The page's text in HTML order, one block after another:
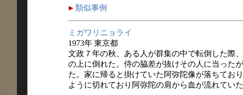
類似事例
ミガワリニョライ
1973年 東京都
文政７年の秋、ある人が群集の中で転倒した際
の上に倒れた。侍の脇差が抜けその人に当った
た。家に帰ると掛けていた阿弥陀像が落ちてお
ように切れており阿弥陀の肩から血が流れていた